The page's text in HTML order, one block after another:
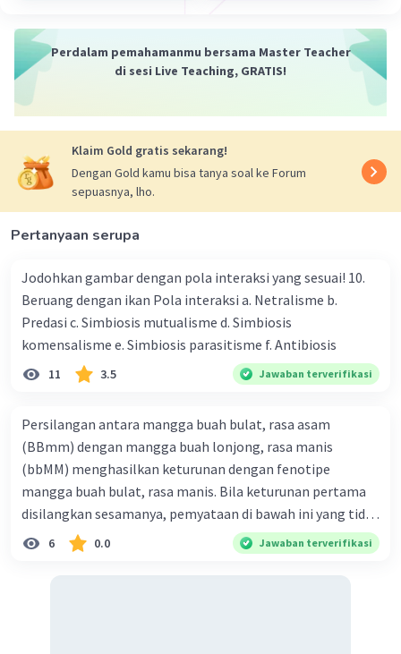
melanosit. Ada beberapa jenis albinisme dengan
berbagai tingkat keparahan, tetapi yang
disembuhkan. Pemahaman tentang penyakit ini
dapat membantu dalam pengelolaan kesehatan
individu yang terkena albinisme.
Nanda R Community Level 89
Seseorang dengan ocular albinism biasanya
namun tidak memiliki warna atau pigmentasi
pada iris dan retina matanya sehingga
mengganggu fungsi penglihatan.
Perdalam pemahamanmu bersama Master Teacher
di sesi Live Teaching, GRATIS!
Klaim Gold gratis sekarang!
Dengan Gold kamu bisa tanya soal ke Forum
sepuasnya, lho.
Pertanyaan serupa
Jodohkan gambar dengan pola interaksi yang sesuai! 10.
Beruang dengan ikan Pola interaksi a. Netralisme b.
Predasi c. Simbiosis mutualisme d. Simbiosis
komensalisme e. Simbiosis parasitisme f. Antibiosis
11 3.5 Jawaban terverifikasi
Persilangan antara mangga buah bulat, rasa asam
(BBmm) dengan mangga buah lonjong, rasa manis
(bbMM) menghasilkan keturunan dengan fenotipe
mangga buah bulat, rasa manis. Bila keturunan pertama
disilangkan sesamanya, pemyataan di bawah ini yang tidak
benar mengenai keturunan yang dihasilkan dari
6 0.0 Jawaban terverifikasi